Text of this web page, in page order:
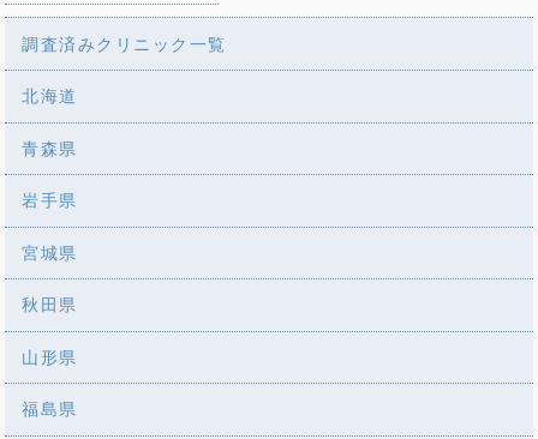
調査済みクリニック一覧
北海道
青森県
岩手県
宮城県
秋田県
山形県
福島県